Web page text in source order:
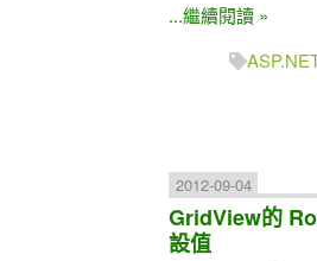
...繼續閱讀 »
2012-09-04
GridView的
設值